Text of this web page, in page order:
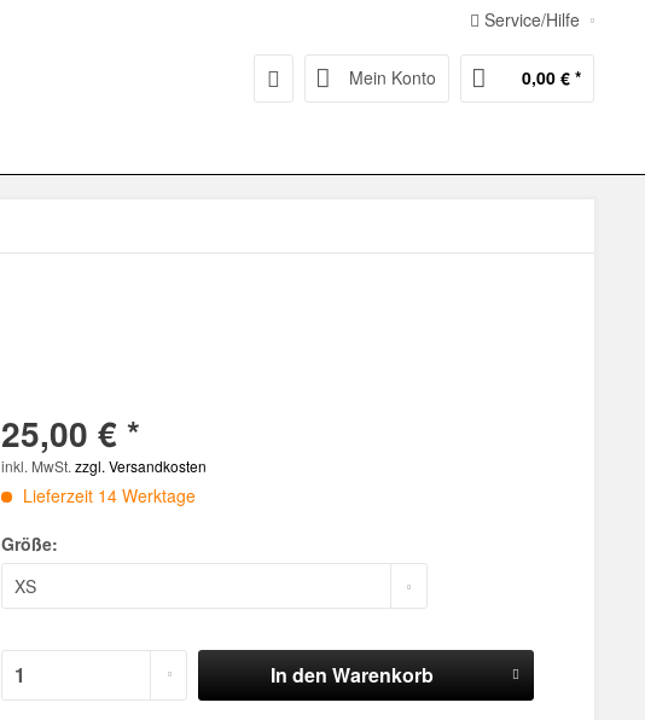
Service/Hilfe
Mein Konto 0,00 € *
25,00 € *
inkl. MwSt.zzgl. Versandkosten
Lieferzeit 14 Werktage
Größe:
In den Warenkorb